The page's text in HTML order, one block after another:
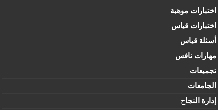
اختبارات موهبة
اختبارات قياس
أسئلة قياس
مهارات نافس
تجميعات
الجامعات
إدارة النجاح